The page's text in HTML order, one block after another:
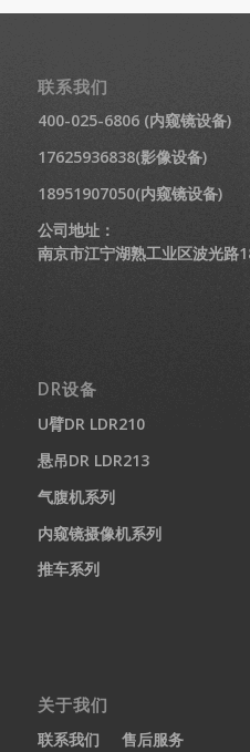
联系我们
400-025-6806 (内窥镜设备)
17625936838(影像设备)
18951907050(内窥镜设备)
公司地址：
南京市江宁湖熟工业区波光路
DR设备
U臂DR LDR210
悬吊DR LDR213
气腹机系列
内窥镜摄像机系列
推车系列
关于我们
联系我们
售后服务